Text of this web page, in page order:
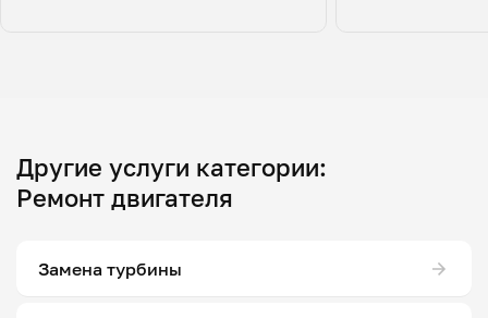
Другие услуги категории:
Ремонт двигателя
Замена турбины